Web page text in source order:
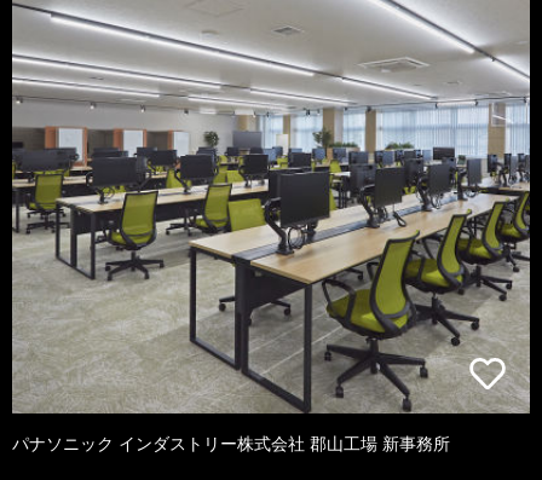
パナソニック インダストリー株式会社 郡山工場 新事務所